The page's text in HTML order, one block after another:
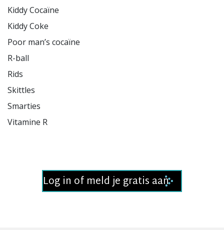
Kiddy Cocaïne
Kiddy Coke
Poor man’s cocaïne
R-ball
Rids
Skittles
Smarties
Vitamine R
Log in of meld je gratis aan